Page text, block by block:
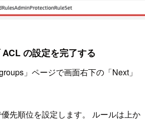
の設定を完了する
」ページで画面右下の「Next」
優先順位を設定します。 ルールは上か